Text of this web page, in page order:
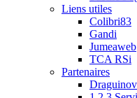
Liens utiles
Colibri83
Gandi
Jumeaweb
TCA RSi
Partenaires